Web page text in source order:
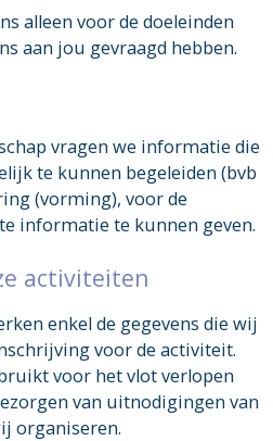
alleen voor de doeleinden
aan jou gevraagd hebben.
vragen we informatie die
te kunnen begeleiden (bvb
(vorming), voor de
informatie te kunnen geven.
activiteiten
enkel de gegevens die wij
voor de activiteit.
voor het vlot verlopen
van uitnodigingen van
organiseren.